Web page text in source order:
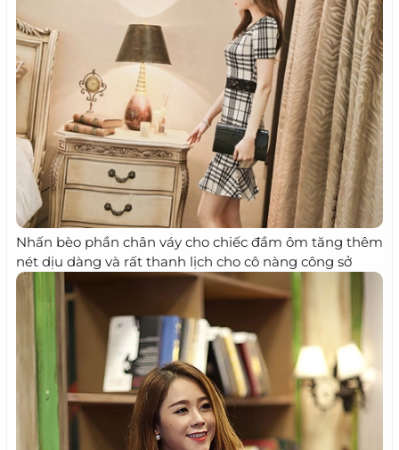
Nhấn bèo phần chân váy cho chiếc đầm ôm tăng thêm
nét dịu dàng và rất thanh lịch cho cô nàng công sở